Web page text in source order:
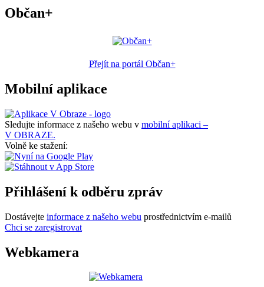
Občan+
Přejít na portál Občan+
Mobilní aplikace
Sledujte informace z našeho webu v mobilní aplikaci –
V OBRAZE.
Volně ke stažení:
Přihlášení k odběru zpráv
Dostávejte informace z našeho webu prostřednictvím e-mailů
Chci se zaregistrovat
Webkamera